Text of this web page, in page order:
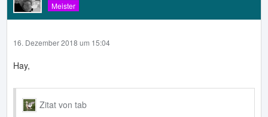
Meister
16. Dezember 2018 um 15:04
Hay,
Zitat von tab